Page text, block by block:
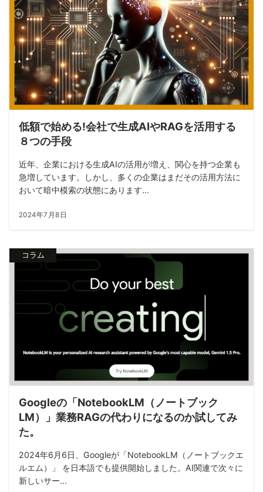
低額で始める!会社で生成AIやRAGを活用する
８つの手段
近年、企業における生成AIの活用が増え、関心を持つ企業も
急増しています。しかし、多くの企業はまだその活用方法に
おいて暗中模索の状態にあります...
2024年7月8日
コラム
Googleの「NotebookLM（ノートブック
LM）」業務RAGの代わりになるのか試してみ
た。
2024年6月6日、Googleが「NotebookLM（ノートブックエ
ルエム）」 を日本語でも提供開始しました。AI関連で次々に
新しいサー...